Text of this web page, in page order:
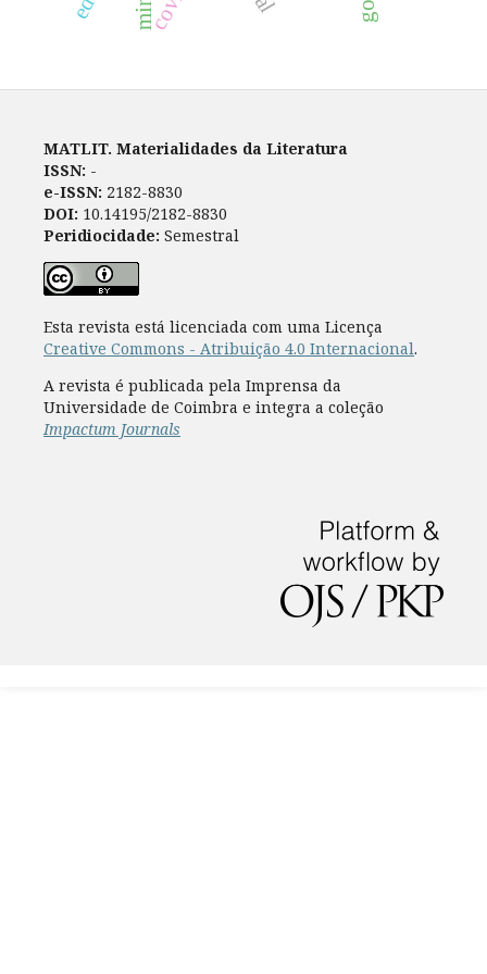
MATLIT. Materialidades da Literatura
ISSN: -
e-ISSN: 2182-8830
DOI: 10.14195/2182-8830
Peridiocidade: Semestral
Esta revista está licenciada com uma Licença
Creative Commons - Atribuição 4.0 Internacional.
A revista é publicada pela Imprensa da
Universidade de Coimbra e integra a coleção
Impactum Journals